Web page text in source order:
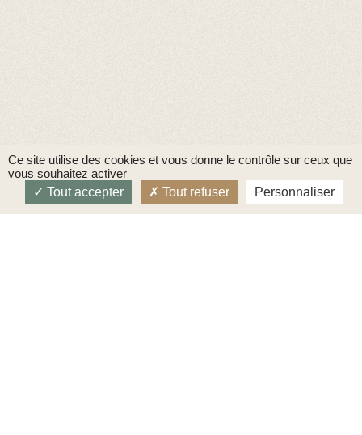
Ce site utilise des cookies et vous donne le contrôle sur ceux que
vous souhaitez activer
Tout accepter
Tout refuser Personnaliser